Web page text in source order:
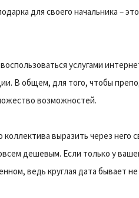
для своего начальника –
услугами
В общем, для того, чтобы
возможностей.
выразить через него
дешевым. Если только у
ведь круглая дата бывает не